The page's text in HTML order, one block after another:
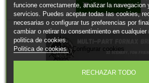
 Añadir al carrito
funcione correctamente, analizar la navegacion
servicios. Puedes aceptar todas las cookies,
necesarias o configurar tus preferencias por
cambiar o retirar tu consentimiento en cualquier
politica de cookies.
Politica de cookies Configurar cookies
RECHAZAR TODO